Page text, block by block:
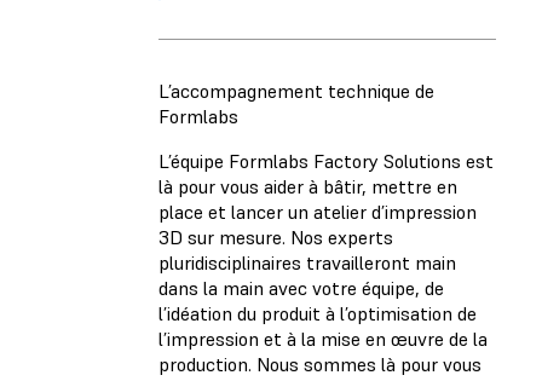
L’accompagnement technique de
Formlabs
L’équipe Formlabs Factory Solutions est
là pour vous aider à bâtir, mettre en
place et lancer un atelier d’impression
3D sur mesure. Nos experts
pluridisciplinaires travailleront main
dans la main avec votre équipe, de
l’idéation du produit à l’optimisation de
l’impression et à la mise en œuvre de la
production. Nous sommes là pour vous